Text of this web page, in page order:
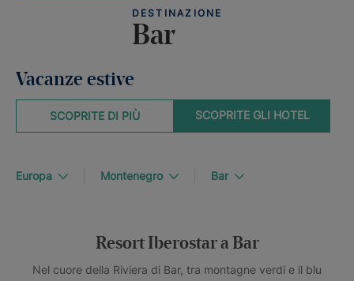
DESTINAZIONE
Bar
Vacanze estive
SCOPRITE GLI HOTEL
SCOPRITE DI PIÙ
Europa Montenegro Bar
Resort Iberostar a Bar
Nel cuore della Riviera di Bar, tra montagne verdi e il blu